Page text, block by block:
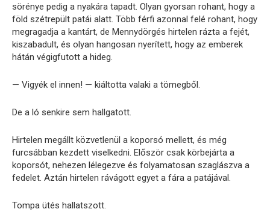
sörénye pedig a nyakára tapadt. Olyan gyorsan rohant, hogy a
föld szétrepült patái alatt. Több férfi azonnal felé rohant, hogy
megragadja a kantárt, de Mennydörgés hirtelen rázta a fejét,
kiszabadult, és olyan hangosan nyerített, hogy az emberek
hátán végigfutott a hideg.
— Vigyék el innen! — kiáltotta valaki a tömegből.
De a ló senkire sem hallgatott.
Hirtelen megállt közvetlenül a koporsó mellett, és még
furcsábban kezdett viselkedni. Először csak körbejárta a
koporsót, nehezen lélegezve és folyamatosan szaglászva a
fedelet. Aztán hirtelen rávágott egyet a fára a patájával.
Tompa ütés hallatszott.